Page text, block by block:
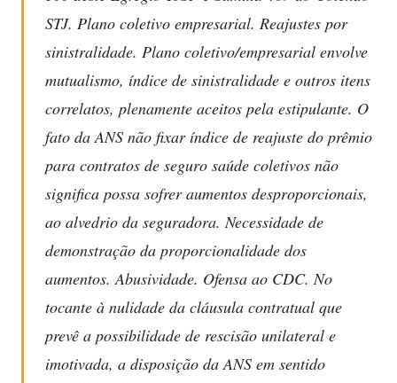
STJ. Plano coletivo empresarial. Reajustes por
sinistralidade. Plano coletivo/empresarial envolve
mutualismo, índice de sinistralidade e outros itens
correlatos, plenamente aceitos pela estipulante. O
fato da ANS não fixar índice de reajuste do prêmio
para contratos de seguro saúde coletivos não
significa possa sofrer aumentos desproporcionais,
ao alvedrio da seguradora. Necessidade de
demonstração da proporcionalidade dos
aumentos. Abusividade. Ofensa ao CDC. No
tocante à nulidade da cláusula contratual que
prevê a possibilidade de rescisão unilateral e
imotivada, a disposição da ANS em sentido